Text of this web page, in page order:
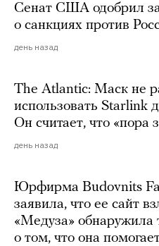
Сенат США одобрил
о санкциях против
день назад
The Atlantic: Маск не
использовать Starlink
Он считает, что «пора
день назад
Юрфирма Budovnits
заявила, что ее сайт
«Медуза»
о том, что она